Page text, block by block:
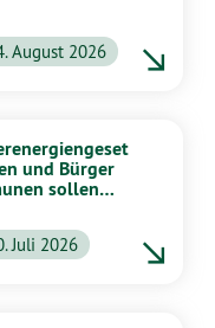
August 2026
und Bürger
sollen
Juli 2026